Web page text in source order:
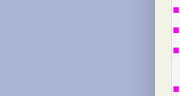
■
■
■
■